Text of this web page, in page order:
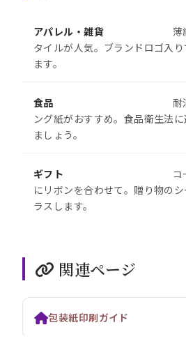
アパレル・雑貨
薄
タイルが人気。ブランドロゴ入
ます。
食品
耐
ング紙がおすすめ。食品衛生法
ましょう。
ギフト
コ
にリボンを合わせて。贈り物の
ラスします。
関連ページ
包装紙印刷ガイド